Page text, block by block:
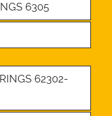
6305
62302-